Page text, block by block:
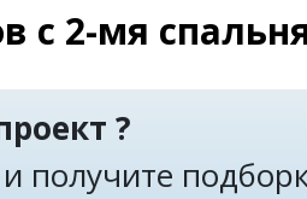
с 2-мя
?
получите